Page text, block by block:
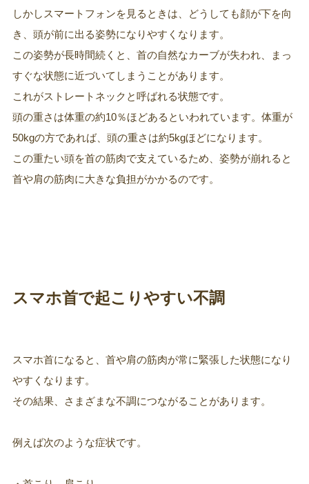
しかしスマートフォンを見るときは、どうしても顔が下を向
き、頭が前に出る姿勢になりやすくなります。
この姿勢が長時間続くと、首の自然なカーブが失われ、まっ
すぐな状態に近づいてしまうことがあります。
これがストレートネックと呼ばれる状態です。
頭の重さは体重の約10％ほどあるといわれています。体重が
50kgの方であれば、頭の重さは約5kgほどになります。
この重たい頭を首の筋肉で支えているため、姿勢が崩れると
首や肩の筋肉に大きな負担がかかるのです。
スマホ首で起こりやすい不調
スマホ首になると、首や肩の筋肉が常に緊張した状態になり
やすくなります。
その結果、さまざまな不調につながることがあります。
例えば次のような症状です。